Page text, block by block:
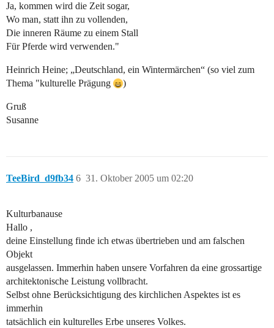
Ja, kommen wird die Zeit sogar,
Wo man, statt ihn zu vollenden,
Die inneren Räume zu einem Stall
Für Pferde wird verwenden."
Heinrich Heine; „Deutschland, ein Wintermärchen“ (so viel zum
Thema "kulturelle Prägung
)
Gruß
Susanne
TeeBird_d9fb34 31. Oktober 2005 um 02:20
6
Kulturbanause
Hallo ,
deine Einstellung finde ich etwas übertrieben und am falschen
Objekt
ausgelassen. Immerhin haben unsere Vorfahren da eine grossartige
architektonische Leistung vollbracht.
Selbst ohne Berücksichtigung des kirchlichen Aspektes ist es
immerhin
tatsächlich ein kulturelles Erbe unseres Volkes.